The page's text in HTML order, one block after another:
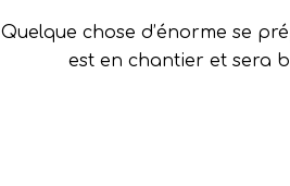
Quelque chose d’énorme se
est en chantier et sera